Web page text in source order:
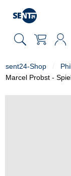
sent24-Shop
Marcel Probst -